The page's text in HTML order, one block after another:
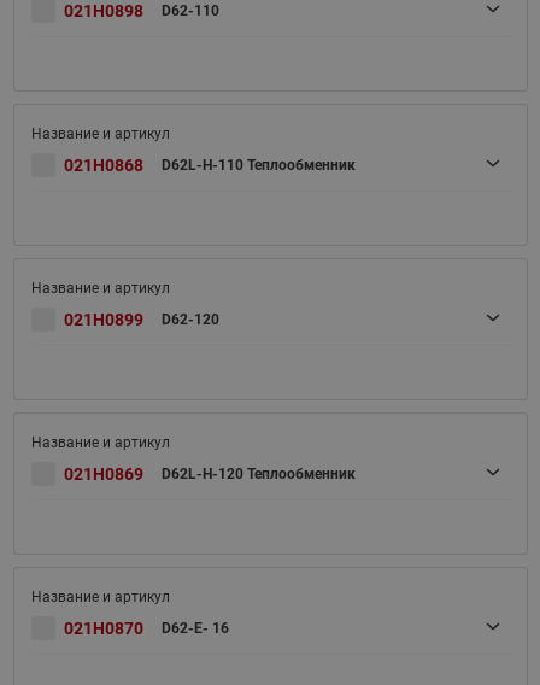
021H0898 D62-110
021H0868 D62L-H-110 Теплообменник
021H0899 D62-120
021H0869 D62L-H-120 Теплообменник
021H0870 D62-E- 16